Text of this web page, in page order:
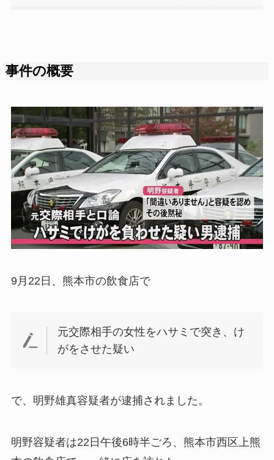
事件の概要
9月22日、熊本市の飲食店で
元交際相手の女性をハサミで突き、け
がをさせた疑い
で、明野雄真容疑者が逮捕されました。
明野容疑者は22日午後6時半ごろ、熊本市西区上熊